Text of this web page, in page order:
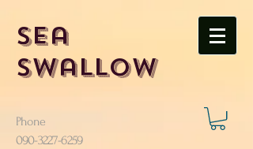
Sea
Swallow
Phone
​090-3227-6259